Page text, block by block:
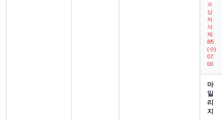
※
상
자
삭
제:
8/5
(수)
07:
00
마
일
리
지